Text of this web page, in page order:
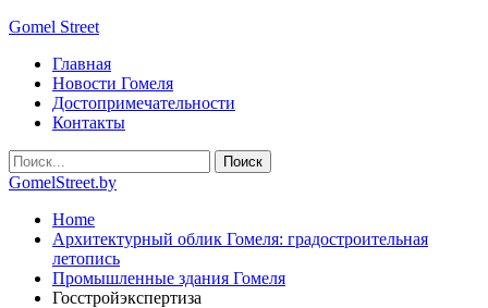
Gomel Street
Главная
Новости Гомеля
Достопримечательности
Контакты
GomelStreet.by
Home
Архитектурный облик Гомеля: градостроительная
летопись
Промышленные здания Гомеля
Госстройэкспертиза